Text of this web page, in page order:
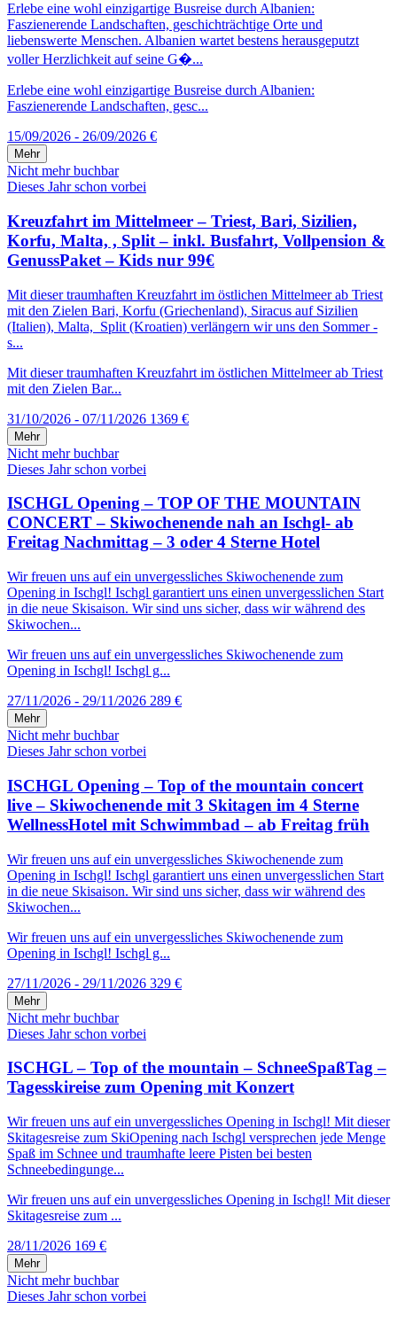
Erlebe eine wohl einzigartige Busreise durch Albanien:
Faszienerende Landschaften, geschichträchtige Orte und
liebenswerte Menschen. Albanien wartet bestens herausgeputzt
voller Herzlichkeit auf seine G�...
Erlebe eine wohl einzigartige Busreise durch Albanien:
Faszienerende Landschaften, gesc...
15/09/2026 - 26/09/2026 €
Mehr
Nicht mehr buchbar
Dieses Jahr schon vorbei
Kreuzfahrt im Mittelmeer – Triest, Bari, Sizilien,
Korfu, Malta, , Split – inkl. Busfahrt, Vollpension &
GenussPaket – Kids nur 99€
Mit dieser traumhaften Kreuzfahrt im östlichen Mittelmeer ab Triest
mit den Zielen Bari, Korfu (Griechenland), Siracus auf Sizilien
(Italien), Malta, Split (Kroatien) verlängern wir uns den Sommer -
s...
Mit dieser traumhaften Kreuzfahrt im östlichen Mittelmeer ab Triest
mit den Zielen Bar...
31/10/2026 - 07/11/2026 1369 €
Mehr
Nicht mehr buchbar
Dieses Jahr schon vorbei
ISCHGL Opening – TOP OF THE MOUNTAIN
CONCERT – Skiwochenende nah an Ischgl- ab
Freitag Nachmittag – 3 oder 4 Sterne Hotel
Wir freuen uns auf ein unvergessliches Skiwochenende zum
Opening in Ischgl! Ischgl garantiert uns einen unvergesslichen Start
in die neue Skisaison. Wir sind uns sicher, dass wir während des
Skiwochen...
Wir freuen uns auf ein unvergessliches Skiwochenende zum
Opening in Ischgl! Ischgl g...
27/11/2026 - 29/11/2026 289 €
Mehr
Nicht mehr buchbar
Dieses Jahr schon vorbei
ISCHGL Opening – Top of the mountain concert
live – Skiwochenende mit 3 Skitagen im 4 Sterne
WellnessHotel mit Schwimmbad – ab Freitag früh
Wir freuen uns auf ein unvergessliches Skiwochenende zum
Opening in Ischgl! Ischgl garantiert uns einen unvergesslichen Start
in die neue Skisaison. Wir sind uns sicher, dass wir während des
Skiwochen...
Wir freuen uns auf ein unvergessliches Skiwochenende zum
Opening in Ischgl! Ischgl g...
27/11/2026 - 29/11/2026 329 €
Mehr
Nicht mehr buchbar
Dieses Jahr schon vorbei
ISCHGL – Top of the mountain – SchneeSpaßTag –
Tagesskireise zum Opening mit Konzert
Wir freuen uns auf ein unvergessliches Opening in Ischgl! Mit dieser
Skitagesreise zum SkiOpening nach Ischgl versprechen jede Menge
Spaß im Schnee und traumhafte leere Pisten bei besten
Schneebedingunge...
Wir freuen uns auf ein unvergessliches Opening in Ischgl! Mit dieser
Skitagesreise zum ...
28/11/2026 169 €
Mehr
Nicht mehr buchbar
Dieses Jahr schon vorbei